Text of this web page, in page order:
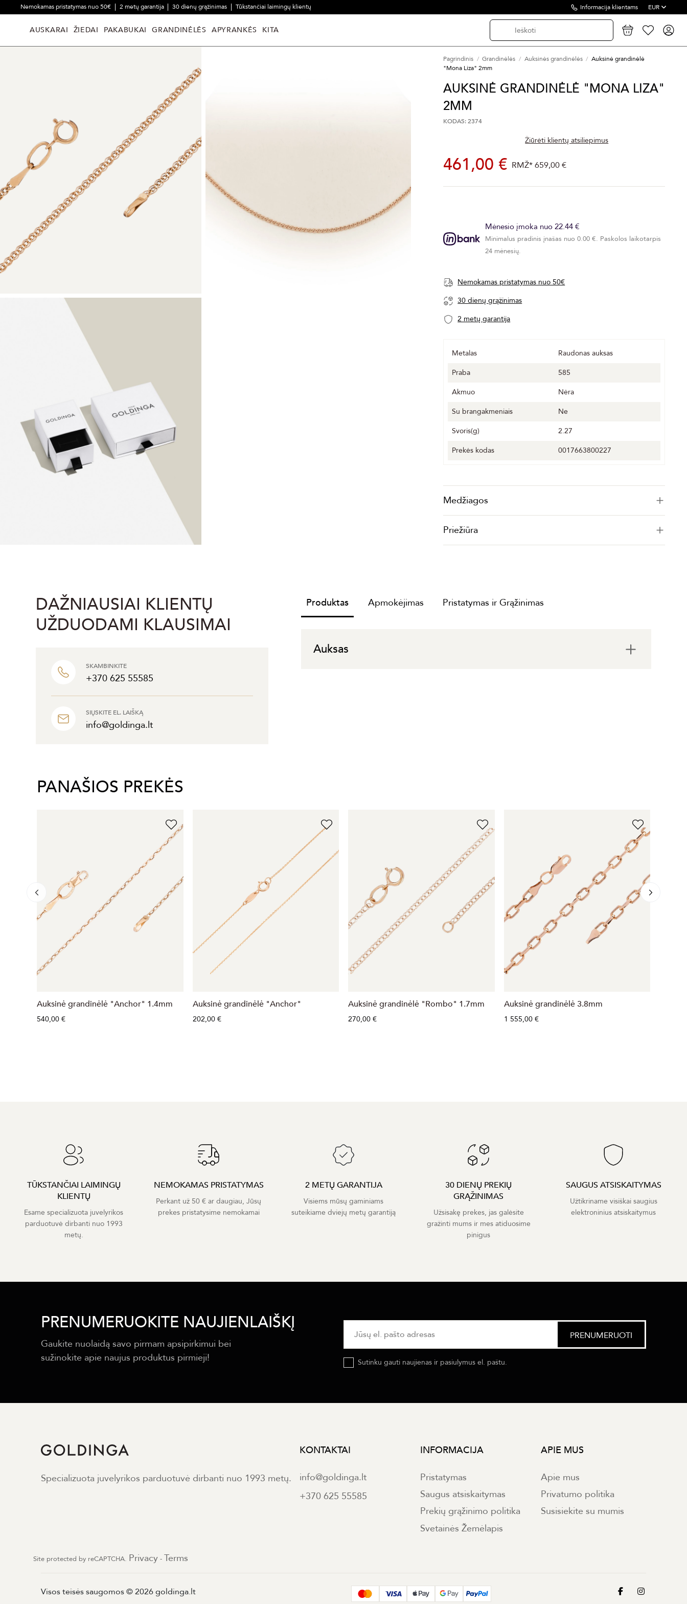
Nemokamas pristatymas nuo 50€ 2 metų garantija 30 dienų grąžinimas Tūkstančiai laimingų klientų Informacija klientams EUR
AUSKARAI ŽIEDAI PAKABUKAI GRANDINĖLĖS APYRANKĖS KITA
Pagrindinis Grandinėlės Auksinės grandinėlės
Auksinė grandinėlė
"Mona Liza" 2mm
AUKSINĖ GRANDINĖLĖ "MONA LIZA"
2MM
KODAS: 2374
Žiūrėti klientų atsiliepimus
461,00 € RMŽ*659,00 €
Mėnesio įmoka nuo 22.44 €
Minimalus pradinis įnašas nuo 0.00 €. Paskolos laikotarpis
24 mėnesių.
Nemokamas pristatymas nuo 50€
30 dienų grąžinimas
2 metų garantija
Metalas
Raudonas auksas
Praba
585
Akmuo
Nėra
Su brangakmeniais
Ne
Svoris(g)
2.27
Prekės kodas
0017663800227
Medžiagos
Priežiūra
DAŽNIAUSIAI KLIENTŲ
UŽDUODAMI KLAUSIMAI
SKAMBINKITE
+370 625 55585
SIŲSKITE EL. LAIŠKĄ
info@goldinga.lt
Produktas Apmokėjimas Pristatymas ir Grąžinimas
Auksas
PANAŠIOS PREKĖS
Auksinė grandinėlė "Anchor" 1.4mm
540,00 €
Auksinė grandinėlė "Anchor"
202,00 €
Auksinė grandinėlė "Rombo" 1.7mm
270,00 €
Auksinė grandinėlė 3.8mm
1 555,00 €
TŪKSTANČIAI LAIMINGŲ
KLIENTŲ
Esame specializuota juvelyrikos
parduotuvė dirbanti nuo 1993
metų.
NEMOKAMAS PRISTATYMAS
Perkant už 50 € ar daugiau, Jūsų
prekes pristatysime nemokamai
2 METŲ GARANTIJA
Visiems mūsų gaminiams
suteikiame dviejų metų garantiją
30 DIENŲ PREKIŲ
GRĄŽINIMAS
Užsisakę prekes, jas galėsite
gražinti mums ir mes atiduosime
pinigus
SAUGUS ATSISKAITYMAS
Užtikriname visiškai saugius
elektroninius atsiskaitymus
PRENUMERUOKITE NAUJIENLAIŠKĮ
Gaukite nuolaidą savo pirmam apsipirkimui bei
sužinokite apie naujus produktus pirmieji!
Sutinku gauti naujienas ir pasiulymus el. paštu.
Specializuota juvelyrikos parduotuvė dirbanti nuo 1993 metų.
KONTAKTAI
info@goldinga.lt
+370 625 55585
INFORMACIJA
Pristatymas
Saugus atsiskaitymas
Prekių grąžinimo politika
Svetainės Žemėlapis
APIE MUS
Apie mus
Privatumo politika
Susisiekite su mumis
Site protected by reCAPTCHA. Privacy - Terms
Visos teisės saugomos © 2026 goldinga.lt